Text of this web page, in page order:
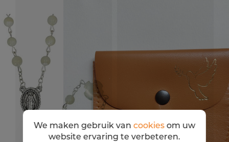
We maken gebruik van cookiesom uw
website ervaring te verbeteren.